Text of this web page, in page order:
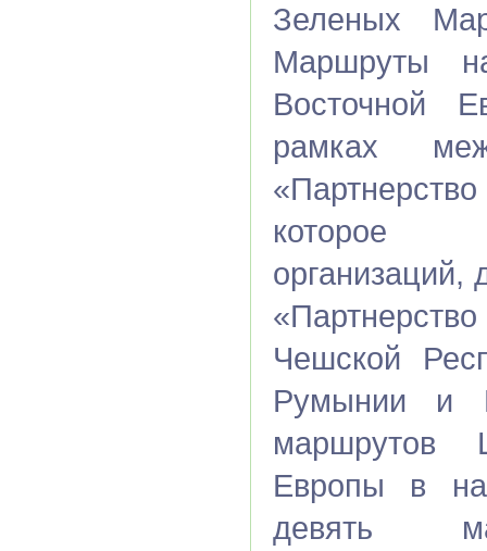
Зеленых
Маршруты
Восточной
рамках
которое
Чешской
Румынии и
маршрутов
Европы в
девять